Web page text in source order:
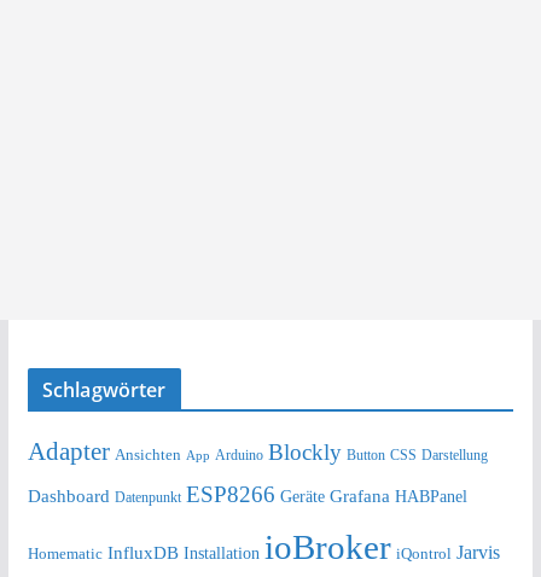
Schlagwörter
Adapter Ansichten App Arduino Blockly Button CSS Darstellung
Dashboard Datenpunkt ESP8266 Geräte Grafana HABPanel
Homematic InfluxDB Installation ioBroker iQontrol Jarvis